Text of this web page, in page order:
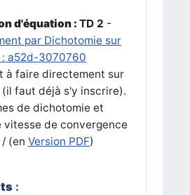
d'équation : TD 2 -
par Dichotomie sur
: a52d-3070760
à faire directement sur
(il faut déjà s'y inscrire).
de dichotomie et
vitesse de convergence
(en Version PDF)
: